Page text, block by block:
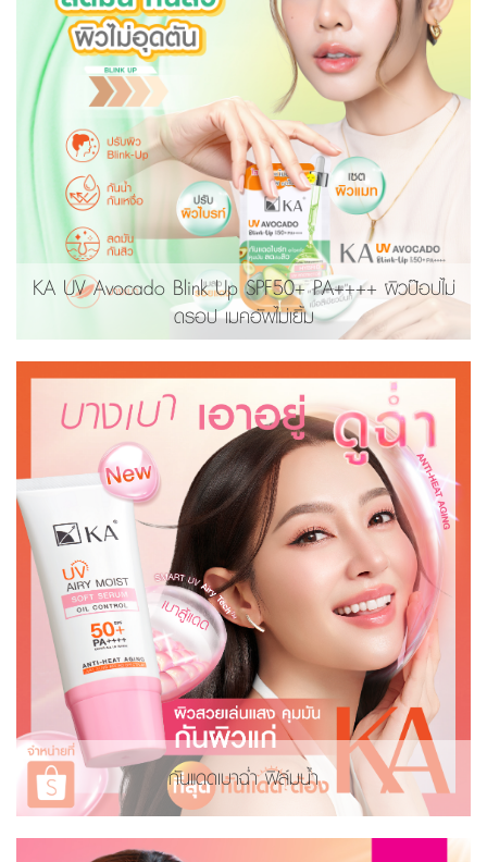
KA UV Avocado Blink Up SPF50+ PA++++ ผิวป๊อปไม่
ดรอป เมคอัพไม่เยิ้ม
กันแดดเบาฉ่ำ ฟิล์มน้ำ